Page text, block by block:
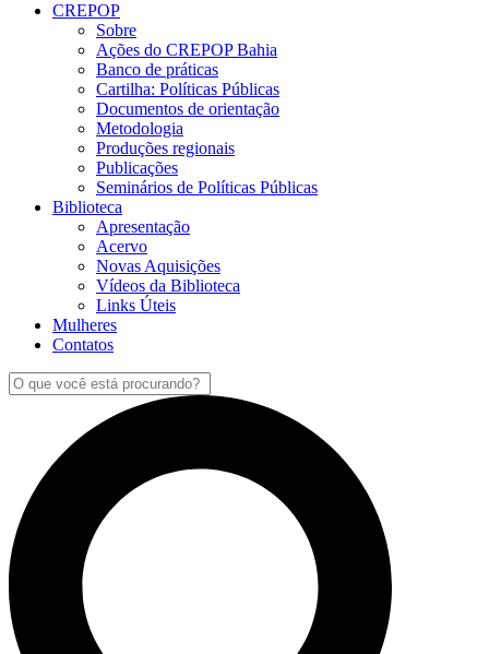
CREPOP
Sobre
Ações do CREPOP Bahia
Banco de práticas
Cartilha: Políticas Públicas
Documentos de orientação
Metodologia
Produções regionais
Publicações
Seminários de Políticas Públicas
Biblioteca
Apresentação
Acervo
Novas Aquisições
Vídeos da Biblioteca
Links Úteis
Mulheres
Contatos